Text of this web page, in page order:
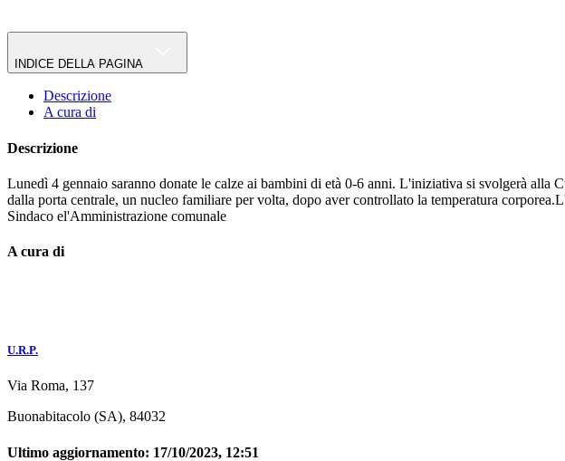
INDICE DELLA PAGINA
Descrizione
A cura di
Descrizione
Lunedì 4 gennaio saranno donate le calze ai bambini di età 0-6 anni. L'iniziativa si svolgerà
dalla porta centrale, un nucleo familiare per volta, dopo aver controllato la temperatura
Sindaco el'Amministrazione comunale
A cura di
U.R.P.
Via Roma, 137
Buonabitacolo (SA), 84032
Ultimo aggiornamento: 17/10/2023, 12:51